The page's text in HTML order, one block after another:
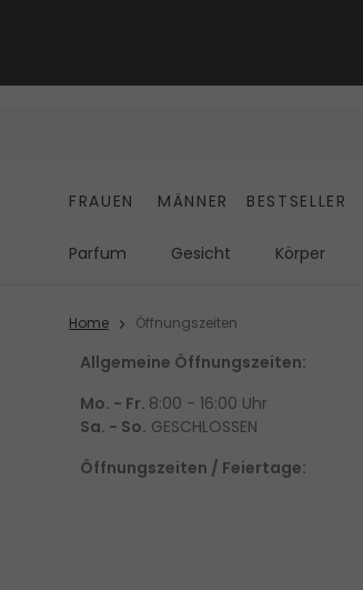
FRAUEN MÄNNER BESTSELLER
Parfum Gesicht Körper
Home Öffnungszeiten
Allgemeine Öffnungszeiten:
Mo. - Fr. 8:00 - 16:00 Uhr
Sa. - So. GESCHLOSSEN
Öffnungszeiten / Feiertage: